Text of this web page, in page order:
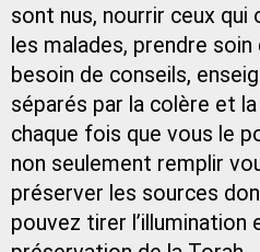
sont nus, nourrir ceux
les malades, prendre
besoin de conseils,
séparés par la colère et
chaque fois que vous le
non seulement remplir
préserver les sources
pouvez tirer l’illumination